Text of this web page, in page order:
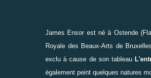
James Ensor est né à Ostende
Royale des Beaux-Arts de Bruxelles
exclu à cause de son tableau
également peint quelques natures